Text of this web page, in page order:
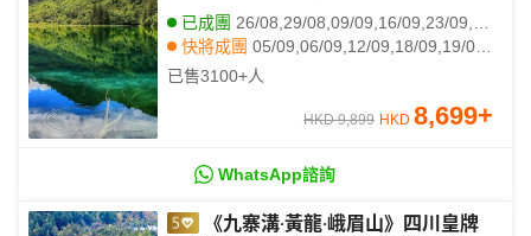
保證連住3晚九寨溝奢華酒店:九寨天堂
洲際大飯店，1晚市中心頂級奢華St.
Regis瑞吉酒店】
已成團 26/08,29/08,09/09,16/09,23/09,07/10,09/10,10/10,13/10,14/10,16/10,17/10,23/10,25/10,27/10,29/10,30/10,02/11,03/11,04/11
快將成團 05/09,06/09,12/09,18/09,19/09,20/09,22/09
其他日期 19/08,20/08,22/08,23/08,27/08,30/08,01/09,02/09,03/09,07/09,08/09,21/09,18/11,21/11,22/11,25/11,28/11,29/11,02/12,05/12
已售3100+人
HKD 9,899 HKD 8,699+
WhatsApp諮詢
《九寨溝‧黃龍‧峨眉山》四川皇牌